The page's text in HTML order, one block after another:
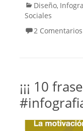
Diseño,
Sociales
2 Comentarios
¡¡¡ 10